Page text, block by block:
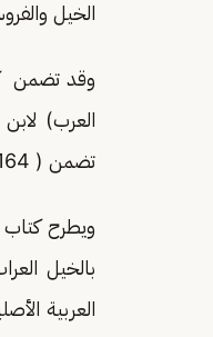
الخيل
وقد تضمن
العرب)
تضمن ( 164) مثلا من الأمثال الشعبية المتداولة في الجزيرة العربية .
ويطرح كتاب
بالخيل
العربية